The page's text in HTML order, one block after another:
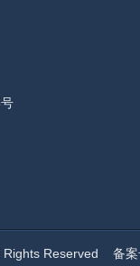
Rights Reserved 备